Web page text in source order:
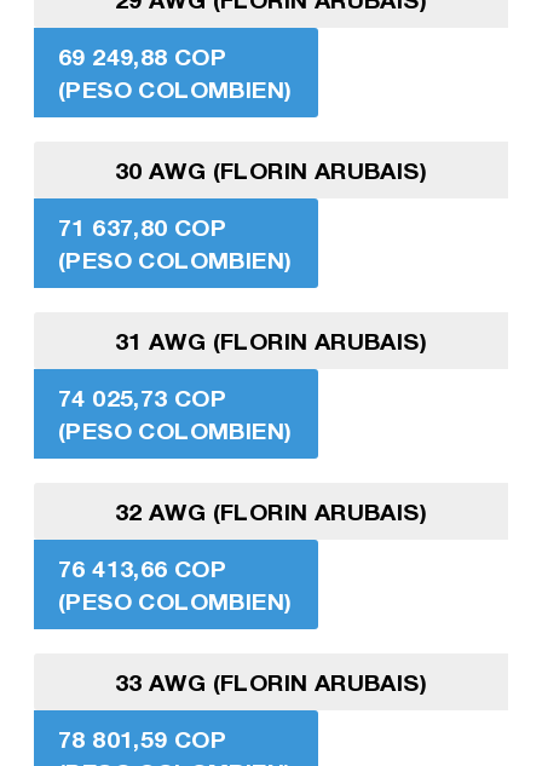
69 249,88 COP
(PESO COLOMBIEN)
30 AWG (FLORIN ARUBAIS)
71 637,80 COP
(PESO COLOMBIEN)
31 AWG (FLORIN ARUBAIS)
74 025,73 COP
(PESO COLOMBIEN)
32 AWG (FLORIN ARUBAIS)
76 413,66 COP
(PESO COLOMBIEN)
33 AWG (FLORIN ARUBAIS)
78 801,59 COP